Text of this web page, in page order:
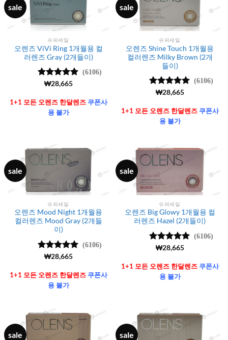
sale
슈퍼세일
오렌즈 ViVi Ring 1개월용 컬
러렌즈 Gray (2개들이)
5 중에서
가됨
(6106)
₩28,665
1+1 모든 오렌즈 한달렌즈쿠폰사
용 불가
sale
슈퍼세일
오렌즈 Shine Touch 1개월용
컬러렌즈 Milky Brown (2개
들이)
5 중에서
가됨
(6106)
₩28,665
1+1 모든 오렌즈 한달렌즈쿠폰사
용 불가
sale
슈퍼세일
오렌즈 Mood Night 1개월용
컬러렌즈 Mood Gray (2개들
이)
5 중에서
가됨
(6106)
₩28,665
1+1 모든 오렌즈 한달렌즈쿠폰사
용 불가
sale
슈퍼세일
오렌즈 Big Glowy 1개월용 컬
러렌즈 Hazel (2개들이)
5 중에서
가됨
(6106)
₩28,665
1+1 모든 오렌즈 한달렌즈쿠폰사
용 불가
sale sale